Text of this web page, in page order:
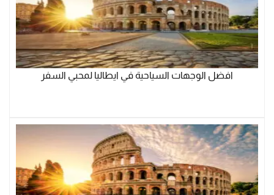
افضل الوجهات السياحية في ايطاليا لمحبي السفر